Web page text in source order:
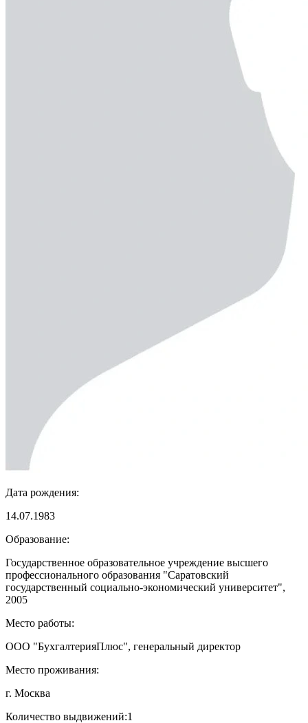
Дата рождения:
14.07.1983
Образование:
Государственное образовательное учреждение высшего
профессионального образования "Саратовский
государственный социально-экономический университет",
2005
Место работы:
ООО "БухгалтерияПлюс", генеральный директор
Место проживания:
г. Москва
Количество выдвижений:1